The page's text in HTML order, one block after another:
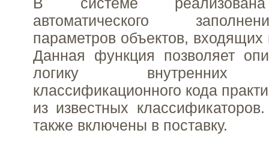
автоматического
параметров объектов, входящих
Данная функция позволяет
логику внутренних
классификационного кода
из известных
также включены в поставку.